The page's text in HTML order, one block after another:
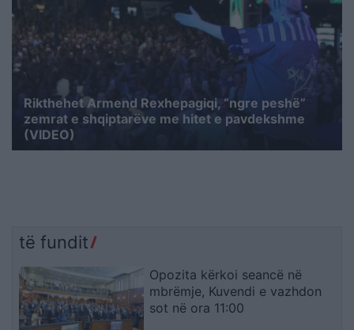
Rikthehet Armend Rexhepagiqi, “ngre peshë”
zemrat e shqiptarëve me hitet e pavdekshme
(VIDEO)
të fundit
Opozita kërkoi seancë në
mbrëmje, Kuvendi e vazhdon
sot në ora 11:00